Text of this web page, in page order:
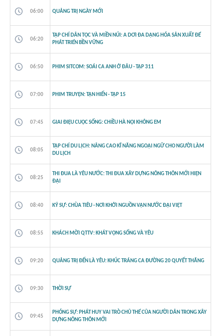
06:00 QUẢNG TRỊ NGÀY MỚI
06:20
TẠP CHÍ DÂN TỘC VÀ MIỀN NÚI: A DƠI ĐA DẠNG HÓA SẢN XUẤT ĐỂ
PHÁT TRIỂN BỀN VỮNG
06:50 PHIM SITCOM: SOÁI CA ANH Ở ĐÂU - TẬP 311
07:00 PHIM TRUYỆN: TẬN HIẾN - TẬP 15
07:45 GIAI ĐIỆU CUỘC SỐNG: CHIỀU HÀ NỘI KHÔNG EM
08:05
TẠP CHÍ DU LỊCH: NÂNG CAO KĨ NĂNG NGOẠI NGỮ CHO NGƯỜI LÀM
DU LỊCH
08:25
THI ĐUA LÀ YÊU NƯỚC: THI ĐUA XÂY DỰNG NÔNG THÔN MỚI HIỆN
ĐẠI
08:40 KÝ SỰ: CHÙA TIÊU - NƠI KHỞI NGUỒN VẬN NƯỚC ĐẠI VIỆT
08:55 KHÁCH MỜI QTTV: KHÁT VỌNG SỐNG VÀ YÊU
09:20 QUẢNG TRỊ ĐẾN LÀ YÊU: KHÚC TRÁNG CA ĐƯỜNG 20 QUYẾT THẮNG
09:30 THỜI SỰ
09:45
PHÓNG SỰ: PHÁT HUY VAI TRÒ CHỦ THỂ CỦA NGƯỜI DÂN TRONG XÂY
DỰNG NÔNG THÔN MỚI